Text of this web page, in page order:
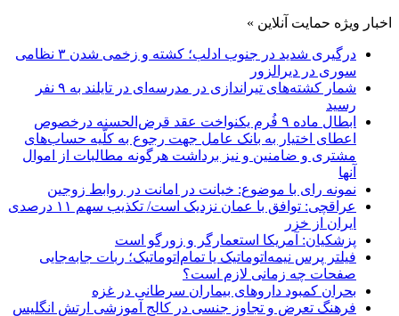
اخبار ویژه حمایت آنلاین »
درگیری شدید در جنوب ادلب؛ کشته و زخمی شدن ۳ نظامی
سوری در دیرالزور
شمار کشته‌های تیراندازی در مدرسه‌ای در تایلند به ۹ نفر
رسید
ابطال ماده ۹ فُرم یکنواخت عقد قرض‌الحسنه درخصوص
اعطای اختیار به بانک عامل جهت رجوع به کلّیه حساب‌های
مشتری و ضامنین و نیز برداشت هرگونه مطالبات از اموال
آنها
نمونه رای با موضوع: خیانت در امانت در روابط زوجین
عراقچی: توافق با عمان نزدیک است/ تکذیب سهم ۱۱ درصدی
ایران از خزر
پزشکیان: آمریکا استعمارگر و زورگو است
فیلتر پرس نیمه‌اتوماتیک یا تمام‌اتوماتیک؛ ربات جابه‌جایی
صفحات چه زمانی لازم است؟
بحران کمبود دارو‌های بیماران سرطانی در غزه
فرهنگ تعرض و تجاوز جنسی در کالج آموزشی ارتش انگلیس